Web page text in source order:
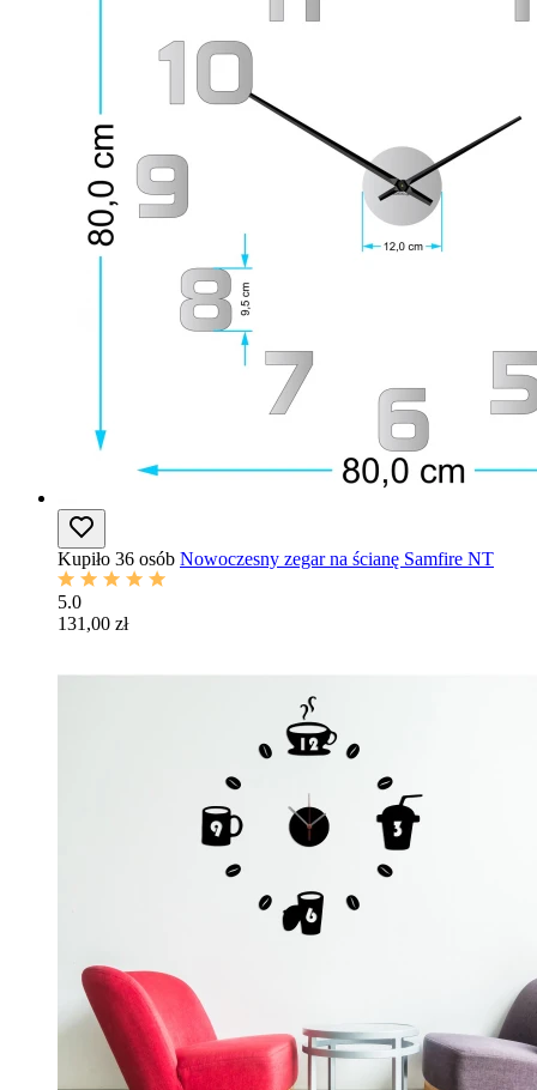
Kupiło 36 osób Nowoczesny zegar na ścianę Samfire NT
5.0
131,00 zł